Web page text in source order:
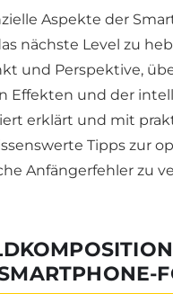
Aspekte der
nächste Level zu
und Perspektive,
Effekten und der
erklärt und mit
Tipps zur
Anfängerfehler zu